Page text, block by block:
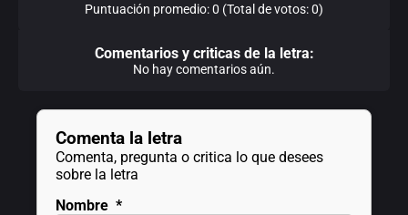
Puntuación promedio: 0 (Total de votos: 0)
Comentarios y criticas de la letra:
No hay comentarios aún.
Comenta la letra
Comenta, pregunta o critica lo que desees
sobre la letra
Nombre *